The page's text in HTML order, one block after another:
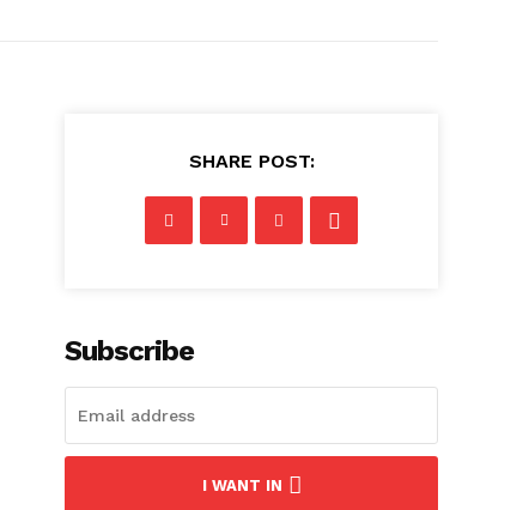
SHARE POST:
Subscribe
I WANT IN